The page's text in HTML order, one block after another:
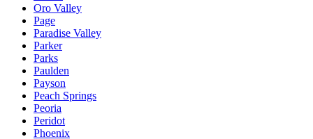
Oro Valley
Page
Paradise Valley
Parker
Parks
Paulden
Payson
Peach Springs
Peoria
Peridot
Phoenix